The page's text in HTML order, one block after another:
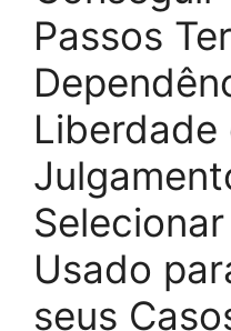
Passos Ter
Liberdade
Usado
seus